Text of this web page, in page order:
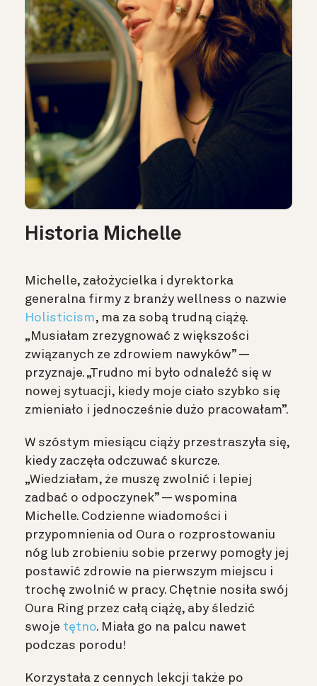
Historia Michelle
Michelle, założycielka i dyrektorka
generalna firmy z branży wellness o nazwie
Holisticism, ma za sobą trudną ciążę.
„Musiałam zrezygnować z większości
związanych ze zdrowiem nawyków” —
przyznaje. „Trudno mi było odnaleźć się w
nowej sytuacji, kiedy moje ciało szybko się
zmieniało i jednocześnie dużo pracowałam”.
W szóstym miesiącu ciąży przestraszyła się,
kiedy zaczęła odczuwać skurcze.
„Wiedziałam, że muszę zwolnić i lepiej
zadbać o odpoczynek” — wspomina
Michelle. Codzienne wiadomości i
przypomnienia od Oura o rozprostowaniu
nóg lub zrobieniu sobie przerwy pomogły jej
postawić zdrowie na pierwszym miejscu i
trochę zwolnić w pracy. Chętnie nosiła swój
Oura Ring przez całą ciążę, aby śledzić
swoje tętno. Miała go na palcu nawet
podczas porodu!
Korzystała z cennych lekcji także po